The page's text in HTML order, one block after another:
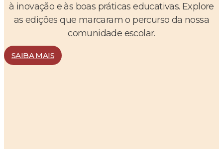
à inovação e às boas práticas educativas. Explore
as edições que marcaram o percurso da nossa
comunidade escolar.
SAIBA MAIS